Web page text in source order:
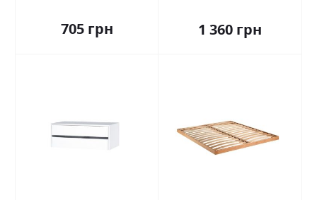
705 грн 1 360 грн